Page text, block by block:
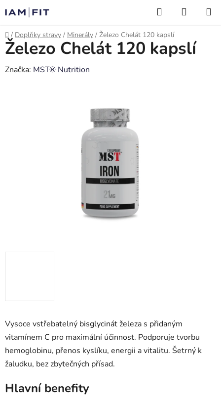
na
obsah
Hledat
KOŠÍK
Domů
/ Doplňky stravy / Minerály / Železo Chelát 120 kapslí
Vysoce vstřebatelný bisglycinát železa s přidaným
vitamínem C pro maximální účinnost. Podporuje tvorbu
hemoglobinu, přenos kyslíku, energii a vitalitu. Šetrný k
žaludku, bez zbytečných přísad.
Hlavní benefity
Železo Chelát 120 kapslí
Značka: MST® Nutrition